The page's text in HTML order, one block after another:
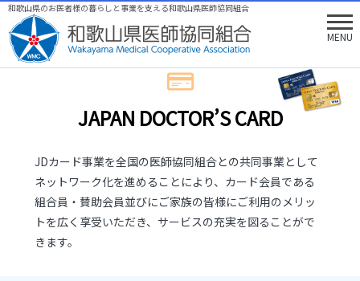
MENU
和歌山県のお医者様の暮らしと事業を支える和歌山県医師協同組合
JAPAN DOCTOR’S CARD
JDカード事業を全国の医師協同組合との共同事業として
ネットワーク化を進めることにより、 カード会員である
組合員・賛助会員並びにご家族の皆様にご利用のメリッ
トを広く享受いただき、 サービスの充実を図ることがで
きます。